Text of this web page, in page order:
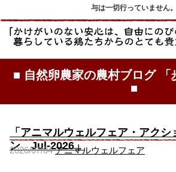
与は一切行っていません。
■ 自然卵農家の農村ブログ 「
■
「アニマルウェルフェア・アク
ン Jul-2026」
2026/07/04アニマルウェルフェア